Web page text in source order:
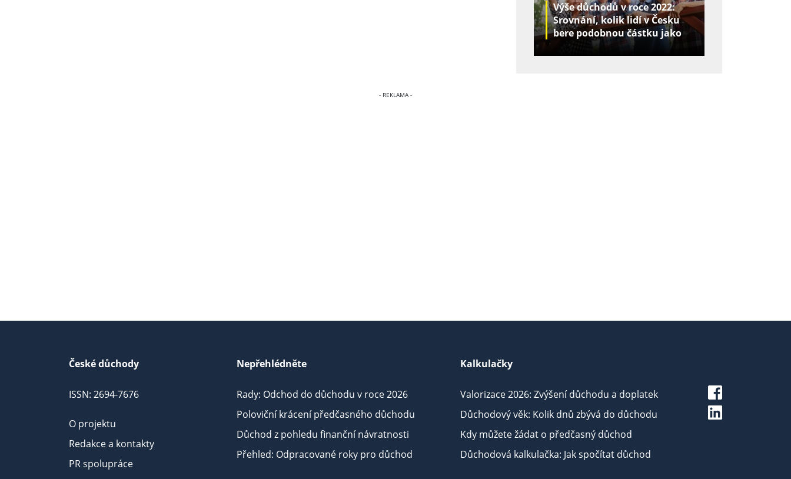
Výše důchodů v roce 2022:
Srovnání, kolik lidí v Česku
bere podobnou částku jako
České důchody
ISSN: 2694-7676
O projektu
Redakce a kontakty
PR spolupráce
Nepřehlédněte
Rady: Odchod do důchodu v roce 2026
Poloviční krácení předčasného důchodu
Důchod z pohledu finanční návratnosti
Přehled: Odpracované roky pro důchod
Kalkulačky
Valorizace 2026: Zvýšení důchodu a doplatek
Důchodový věk: Kolik dnů zbývá do důchodu
Kdy můžete žádat o předčasný důchod
Důchodová kalkulačka: Jak spočítat důchod